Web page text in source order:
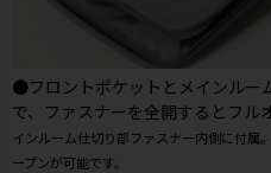
●フロントポケットとメインルー
で、ファスナーを全開するとフル
インルーム仕切り部ファスナー内側に付属
ープンが可能です。